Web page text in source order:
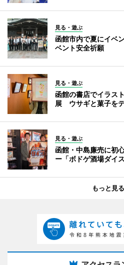
見る・遊ぶ
函館市内で夏にイベ
ベント安全祈願
見る・遊ぶ
函館の書店でイラス
展 ウサギと菓子を
見る・遊ぶ
函館・中島廉売に初
ー「ボドゲ酒場ダイス
もっと見る